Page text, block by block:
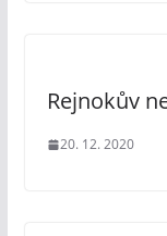
Rejnokův
20. 12. 2020